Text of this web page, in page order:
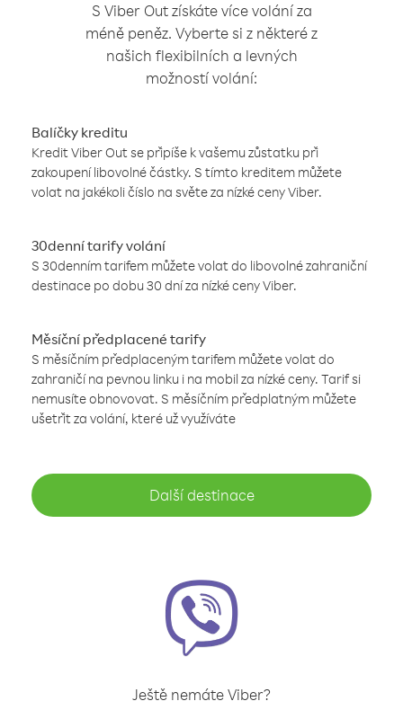
S Viber Out získáte více volání za
méně peněz. Vyberte si z některé z
našich flexibilních a levných
možností volání:
Balíčky kreditu
Kredit Viber Out se připíše k vašemu zůstatku při
zakoupení libovolné částky. S tímto kreditem můžete
volat na jakékoli číslo na světe za nízké ceny Viber.
30denní tarify volání
S 30denním tarifem můžete volat do libovolné zahraniční
destinace po dobu 30 dní za nízké ceny Viber.
Měsíční předplacené tarify
S měsíčním předplaceným tarifem můžete volat do
zahraničí na pevnou linku i na mobil za nízké ceny. Tarif si
nemusíte obnovovat. S měsíčním předplatným můžete
ušetřit za volání, které už využíváte
Další destinace
Ještě nemáte Viber?